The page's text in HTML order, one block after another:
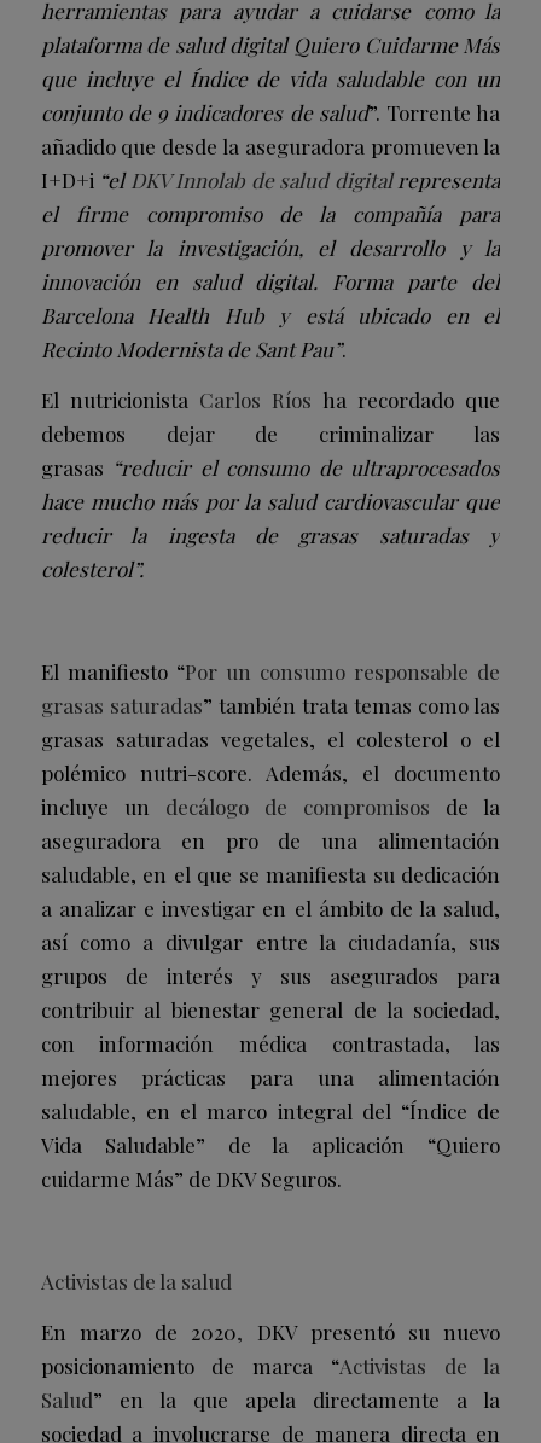
herramientas para ayudar a cuidarse como la
plataforma de salud digital Quiero Cuidarme Más
que incluye el Índice de vida saludable con un
conjunto de 9 indicadores de salud”. Torrente ha
añadido que desde la aseguradora promueven la
I+D+i “el DKV Innolab de salud digitalrepresenta
el firme compromiso de la compañía para
promover la investigación, el desarrollo y la
innovación en salud digital. Forma parte del
Barcelona Health Hub y está ubicado en el
Recinto Modernista de Sant Pau”.
El nutricionista Carlos Ríos ha recordado que
debemos dejar de criminalizar las
grasas “reducir el consumo de ultraprocesados
hace mucho más por la salud cardiovascular que
reducir la ingesta de grasas saturadas y
colesterol”.
El manifiesto “Por un consumo responsable de
grasas saturadas” también trata temas como las
grasas saturadas vegetales, el colesterol o el
polémico nutri-score. Además, el documento
incluye un decálogo de compromisos de la
aseguradora en pro de una alimentación
saludable, en el que se manifiesta su dedicación
a analizar e investigar en el ámbito de la salud,
así como a divulgar entre la ciudadanía, sus
grupos de interés y sus asegurados para
contribuir al bienestar general de la sociedad,
con información médica contrastada, las
mejores prácticas para una alimentación
saludable, en el marco integral del “Índice de
Vida Saludable” de la aplicación “Quiero
cuidarme Más” de DKV Seguros.
Activistas de la salud
En marzo de 2020, DKV presentó su nuevo
posicionamiento de marca “Activistas de la
Salud” en la que apela directamente a la
sociedad a involucrarse de manera directa en